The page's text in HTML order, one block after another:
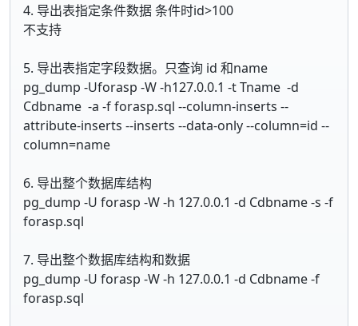
4. 导出表指定条件数据 条件时id>100
不支持
5. 导出表指定字段数据。只查询 id 和name
pg_dump -Uforasp -W -h127.0.0.1 -t Tname -d
Cdbname -a -f forasp.sql --column-inserts --
attribute-inserts --inserts --data-only --column=id --
column=name
6. 导出整个数据库结构
pg_dump -U forasp -W -h 127.0.0.1 -d Cdbname -s -f
forasp.sql
7. 导出整个数据库结构和数据
pg_dump -U forasp -W -h 127.0.0.1 -d Cdbname -f
forasp.sql